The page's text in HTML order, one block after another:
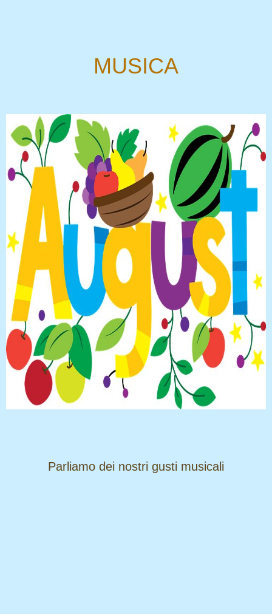
MUSICA
​​​​​​​Parliamo dei nostri gusti musicali